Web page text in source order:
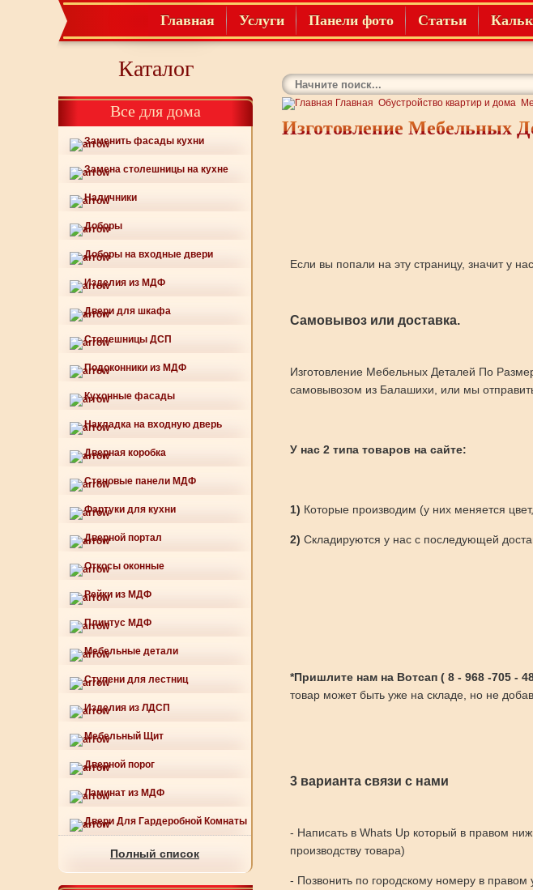
Главная Услуги Панели фото Статьи
Каталог
Все для дома
Заменить фасады кухни
Замена столешницы на кухне
Наличники
Доборы
Доборы на входные двери
Изделия из МДФ
Двери для шкафа
Столешницы ДСП
Подоконники из МДФ
Кухонные фасады
Накладка на входную дверь
Дверная коробка
Стеновые панели МДФ
Фартуки для кухни
Дверной портал
Откосы оконные
Рейки из МДФ
Плинтус МДФ
Мебельные детали
Ступени для лестниц
Изделия из ЛДСП
Мебельный Щит
Дверной порог
Ламинат из МДФ
Двери Для Гардеробной Комнаты
Полный список
Главная Обустройство квартир и дома
Изготовление Мебельных
Если вы попали на эту страницу, значит у
Самовывоз или доставка.
Изготовление Мебельных Деталей По
самовывозом из Балашихи, или мы
У нас 2 типа товаров на сайте:
1) Которые производим (у них меняется
2) Складируются у нас с последующей
*Пришлите нам на Вотсап ( 8 - 968 -705 -
товар может быть уже на складе, но не
3 варианта связи с нами
- Написать в Whats Up который в правом
производству товара)
- Позвонить по городскому номеру в правом